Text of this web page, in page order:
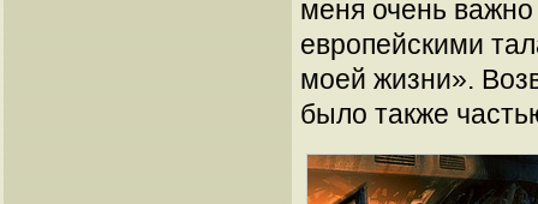
меня очень
европейскими
моей жизни».
было также